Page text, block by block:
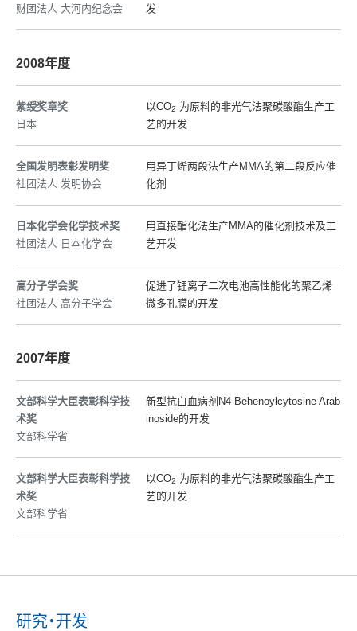
财团法人 大河内纪念会
发
2008年度
紫绶奖章奖
日本
以CO2 为原料的非光气法聚碳酸酯生产工
艺的开发
全国发明表彰发明奖
社团法人 发明协会
用异丁烯两段法生产MMA的第二段反应催
化剂
日本化学会化学技术奖
社团法人 日本化学会
用直接酯化法生产MMA的催化剂技术及工
艺开发
高分子学会奖
社团法人 高分子学会
促进了锂离子二次电池高性能化的聚乙烯
微多孔膜的开发
2007年度
文部科学大臣表彰科学技
术奖
文部科学省
新型抗白血病剂N4-Behenoylcytosine Arab
inoside的开发
文部科学大臣表彰科学技
术奖
文部科学省
以CO2 为原料的非光气法聚碳酸酯生产工
艺的开发
研究・开发